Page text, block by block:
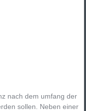
nach dem umfang der
sollen. Neben einer